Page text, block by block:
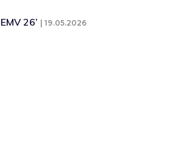
26’ 19.05.2026